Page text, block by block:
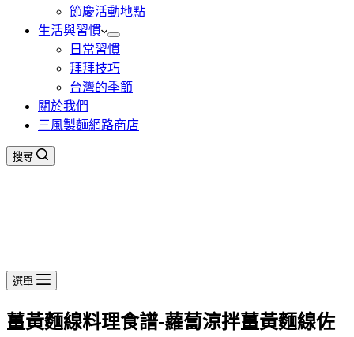
節慶活動地點
生活與習慣
日常習慣
拜拜技巧
台灣的季節
關於我們
三風製麵網路商店
搜尋
選單
薑黃麵線料理食譜-蘿蔔涼拌薑黃麵線佐